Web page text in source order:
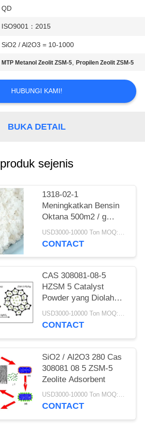
QD
ISO9001：2015
SiO2 / Al2O3 = 10-1000
MTP Metanol Zeolit ​​​​ZSM-5,Propilen Zeolit ​​​​ZSM-5
HUBUNGI KAMI!
BUKA DETAIL
produk sejenis
1318-02-1
Meningkatkan Bensin
Oktana 500m2 / g
ZSM-5 Zeolite CatalystUSD3000-10000 Ton MOQ:1 KG
CONTACT
CAS 308081-08-5
HZSM 5 Catalyst
Powder yang Diolah
secara Hidrotermal
USD3000-10000 Ton MOQ:1 KG
CONTACT
SiO2 / Al2O3 280 Cas
308081 08 5 ZSM-5
Zeolite Adsorbent
USD3000-10000 Ton MOQ:1 KG
CONTACT